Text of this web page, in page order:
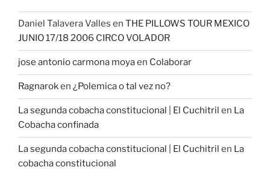
Daniel Talavera Valles en THE PILLOWS TOUR MEXICO
JUNIO 17/18 2006 CIRCO VOLADOR
jose antonio carmona moyaen Colaborar
Ragnaroken ¿Polemica o tal vez no?
La segunda cobacha constitucional | El Cuchitril en La
Cobacha confinada
La segunda cobacha constitucional | El Cuchitril en La
cobacha constitucional